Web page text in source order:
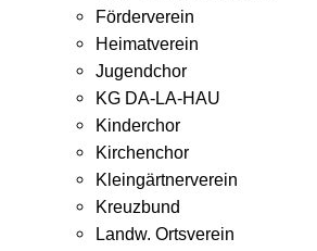
Förderverein
Heimatverein
Jugendchor
KG DA-LA-HAU
Kinderchor
Kirchenchor
Kleingärtnerverein
Kreuzbund
Landw. Ortsverein